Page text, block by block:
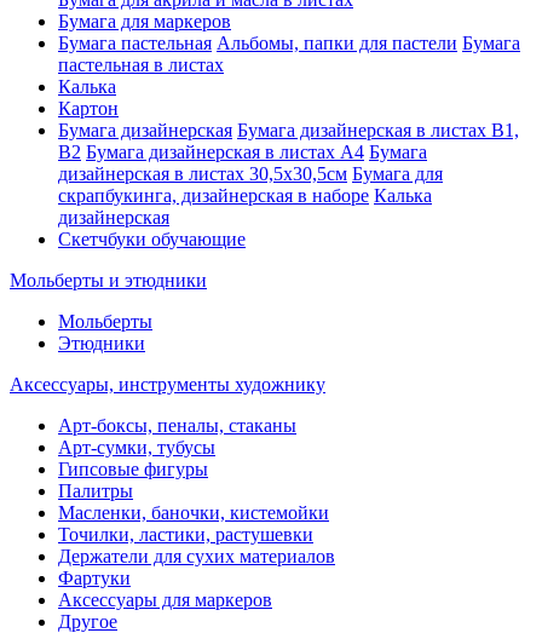
Бумага для маркеров
Бумага пастельная Альбомы, папки для пастели Бумага
пастельная в листах
Калька
Картон
Бумага дизайнерская Бумага дизайнерская в листах В1,
В2 Бумага дизайнерская в листах А4 Бумага
дизайнерская в листах 30,5х30,5см Бумага для
скрапбукинга, дизайнерская в наборе Калька
дизайнерская
Скетчбуки обучающие
Мольберты и этюдники
Мольберты
Этюдники
Аксессуары, инструменты художнику
Арт-боксы, пеналы, стаканы
Арт-сумки, тубусы
Гипсовые фигуры
Палитры
Масленки, баночки, кистемойки
Точилки, ластики, растушевки
Держатели для сухих материалов
Фартуки
Аксессуары для маркеров
Другое